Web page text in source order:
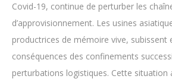
Covid-19, continue de perturber les
d’approvisionnement. Les usines
productrices de mémoire vive, subissent
conséquences des confinements
perturbations logistiques. Cette situation